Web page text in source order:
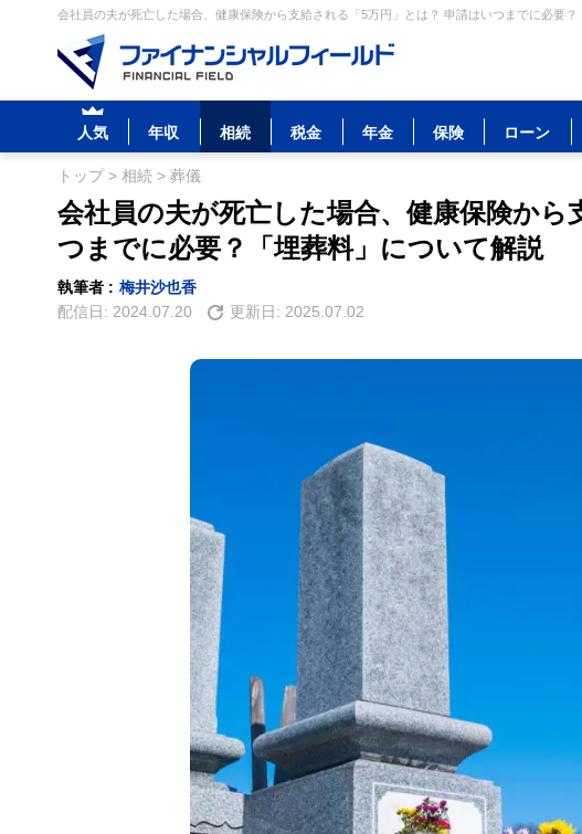
会社員の夫が死亡した場合、健康保険から支給される「5万円」とは？ 申請はいつまでに必要
人気 年収 相続 税金 年金 保険 ローン
トップ> 相続 > 葬儀
会社員の夫が死亡した場合、健康保険か
つまでに必要？「埋葬料」について解説
執筆者 : 梅井沙也香
配信日: 2024.07.20 更新日: 2025.07.02